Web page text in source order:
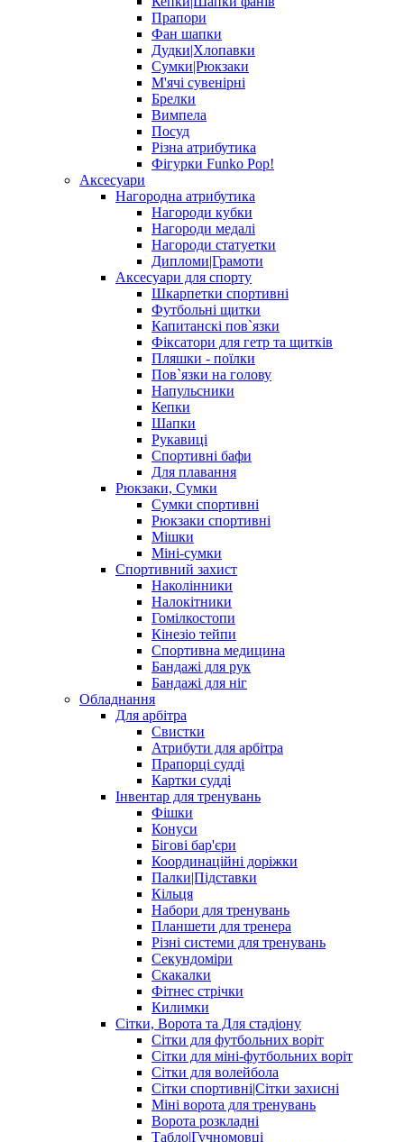
Прапори
Фан шапки
Дудки|Хлопавки
Сумки|Рюкзаки
М'ячі сувенірні
Брелки
Вимпела
Посуд
Різна атрибутика
Фігурки Funko Pop!
Аксесуари
Нагородна атрибутика
Нагороди кубки
Нагороди медалі
Нагороди статуетки
Дипломи|Грамоти
Аксесуари для спорту
Шкарпетки спортивні
Футбольні щитки
Капитанскі пов`язки
Фіксатори для гетр та щитків
Пляшки - поїлки
Пов`язки на голову
Напульсники
Кепки
Шапки
Рукавиці
Спортивні бафи
Для плавання
Рюкзаки, Сумки
Сумки спортивні
Рюкзаки спортивні
Мішки
Міні-сумки
Спортивний захист
Наколінники
Налокітники
Гомілкостопи
Кінезіо тейпи
Спортивна медицина
Бандажі для рук
Бандажі для ніг
Обладнання
Для арбітра
Свистки
Атрибути для арбітра
Прапорці судді
Картки судді
Інвентар для тренувань
Фішки
Конуси
Бігові бар'єри
Координаційні доріжки
Палки|Підставки
Кільця
Набори для тренувань
Планшети для тренера
Різні системи для тренувань
Секундоміри
Скакалки
Фітнес стрічки
Килимки
Сітки, Ворота та Для стадіону
Сітки для футбольних воріт
Сітки для міні-футбольних воріт
Сітки для волейбола
Сітки спортивні|Cітки захисні
Міні ворота для тренувань
Ворота розкладні
Табло|Гучномовці